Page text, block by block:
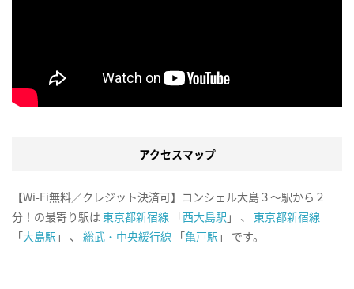
アクセスマップ
【Wi-Fi無料／クレジット決済可】コンシェル大島３～駅から２
分！の最寄り駅は 東京都新宿線 「西大島駅 」 、 東京都新宿線
「大島駅 」 、 総武・中央緩行線 「亀戸駅 」 です。